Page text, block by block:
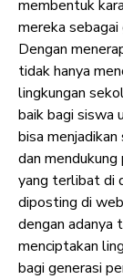
membentuk
mereka
Dengan
tidak hanya
lingkungan
baik bagi siswa
bisa
dan
yang terlibat di
diposting di
dengan adanya
menciptakan
bagi generasi